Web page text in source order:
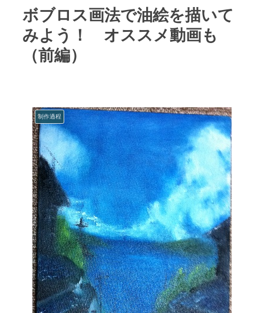
ボブロス画法で油絵を描いて
みよう！ オススメ動画も
（前編）
制作過程